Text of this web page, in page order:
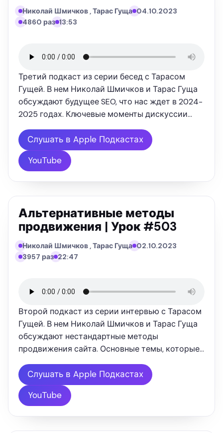
Николай Шмичков , Тарас Гуща 04.10.2023
4860 раз 13:53
Третий подкаст из серии бесед с Тарасом
Гущей. В нем Николай Шмичков и Тарас Гуща
обсуждают будущее SEO, что нас ждет в 2024-
2025 годах. Ключевые моменты дискуссии
стратегий. Развитие нестандартных подходов:
от журналистского PR до интервью. …
Слушать в Apple Подкастах
YouTube
Альтернативные методы
продвижения | Урок #503
Николай Шмичков , Тарас Гуща 02.10.2023
3957 раз 22:47
Второй подкаст из серии интервью с Тарасом
Гущей. В нем Николай Шмичков и Тарас Гуща
обсуждают нестандартные методы
продвижения сайта. Основные темы, которые
полезных инструментов и сервисов.
Активность в медиапространстве: участие в …
Слушать в Apple Подкастах
YouTube